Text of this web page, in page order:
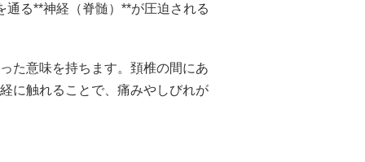
る**神経（脊髄）**が圧迫される
た意味を持ちます。頚椎の間にあ
に触れることで、痛みやしびれが